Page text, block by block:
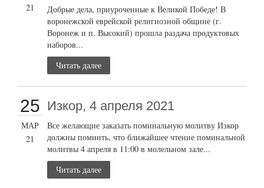
21
Добрые дела, приуроченные к Великой Победе! В
воронежской еврейской религиозной общине (г.
Воронеж и п. Высокий) прошла раздача продуктовых
наборов...
Читать далее
25
МАР
21
Изкор, 4 апреля 2021
Все желающие заказать поминальную молитву Изкор
должны помнить, что ближайшее чтение поминальной
молитвы 4 апреля в 11:00 в молельном зале...
Читать далее